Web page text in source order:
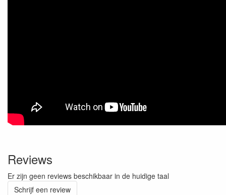
Reviews
Er zijn geen reviews beschikbaar in de huidige taal
Schrijf een review